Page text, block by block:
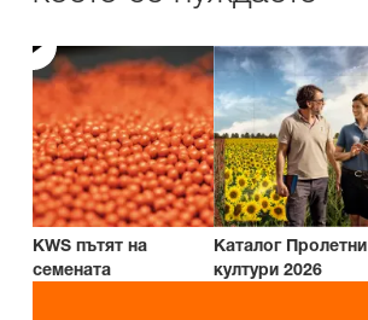
KWS пътят на
семената
Каталог Пролетни
култури 2026